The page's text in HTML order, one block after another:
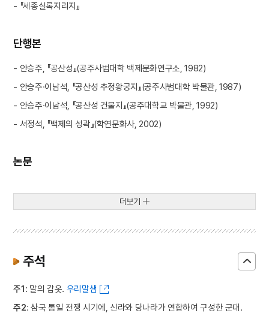
- 『세종실록지리지』
단행본
- 안승주, 『공산성』(공주사범대학 백제문화연구소, 1982)
- 안승주·이남석, 『공산성 추정왕궁지』(공주사범대학 박물관, 1987)
- 안승주·이남석, 『공산성 건물지』(공주대학교 박물관, 1992)
- 서정석, 『백제의 성곽』(학연문화사, 2002)
논문
더보기
주석
주1: 말의 갑옷. 우리말샘
주2: 삼국 통일 전쟁 시기에, 신라와 당나라가 연합하여 구성한 군대.